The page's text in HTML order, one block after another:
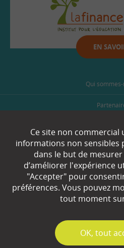
EN
Qui sommes-
Plan du
Contact
Mentions
Ce site non commercial
informations non sensibles
dans le but de
d’améliorer l'expérience
"Accepter" pour
préférences. Vous pouvez
tout moment
✓
OK, tout